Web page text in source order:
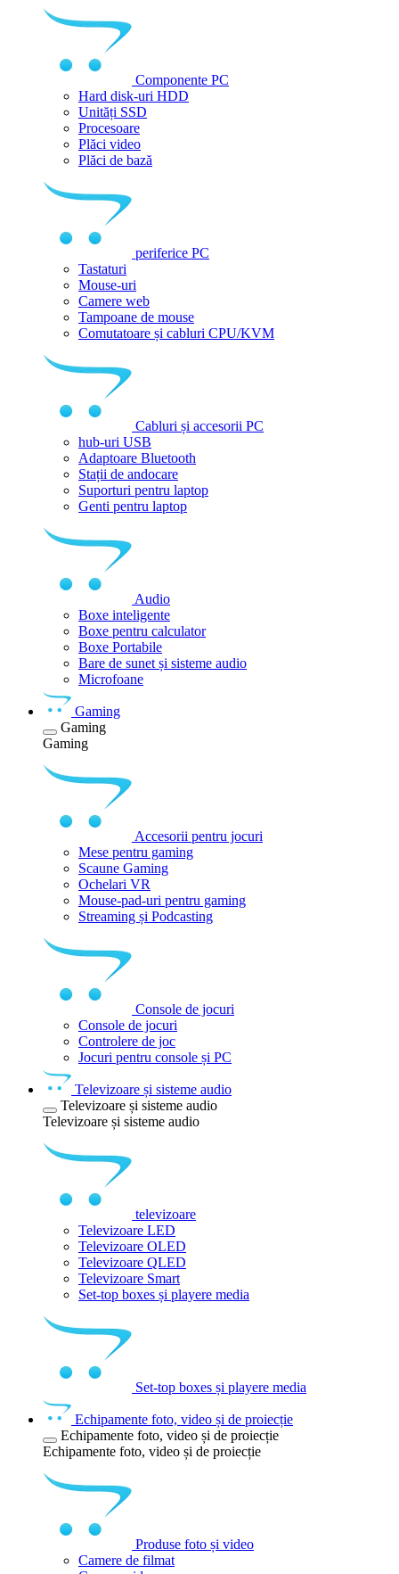
Componente PC
Hard disk-uri HDD
Unități SSD
Procesoare
Plăci video
Plăci de bază
periferice PC
Tastaturi
Mouse-uri
Camere web
Tampoane de mouse
Comutatoare și cabluri CPU/KVM
Cabluri și accesorii PC
hub-uri USB
Adaptoare Bluetooth
Stații de andocare
Suporturi pentru laptop
Genti pentru laptop
Audio
Boxe inteligente
Boxe pentru calculator
Boxe Portabile
Bare de sunet și sisteme audio
Microfoane
Gaming
Gaming
Gaming
Accesorii pentru jocuri
Mese pentru gaming
Scaune Gaming
Ochelari VR
Mouse-pad-uri pentru gaming
Streaming și Podcasting
Console de jocuri
Console de jocuri
Controlere de joc
Jocuri pentru console și PC
Televizoare și sisteme audio
Televizoare și sisteme audio
Televizoare și sisteme audio
televizoare
Televizoare LED
Televizoare OLED
Televizoare QLED
Televizoare Smart
Set-top boxes și playere media
Set-top boxes și playere media
Echipamente foto, video și de proiecție
Echipamente foto, video și de proiecție
Echipamente foto, video și de proiecție
Produse foto și video
Camere de filmat